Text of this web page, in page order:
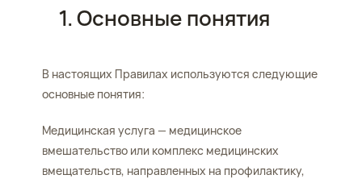
1. Основные понятия
В настоящих Правилах используются следующие
основные понятия:
Медицинская услуга — медицинское
вмешательство или комплекс медицинских
вмещательств, направленных на профилактику,